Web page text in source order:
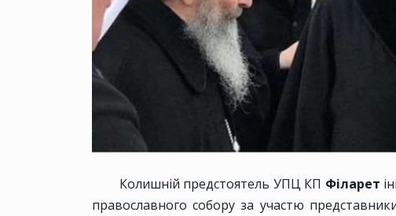
Колишній предстоятель УПЦ КП Філарет
православного собору за участю